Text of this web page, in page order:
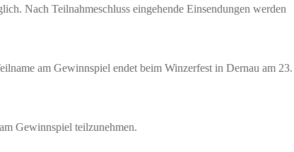
Nach Teilnahmeschluss eingehende Einsendungen werden
am Gewinnspiel endet beim Winzerfest in Dernau am 23.
Gewinnspiel teilzunehmen.